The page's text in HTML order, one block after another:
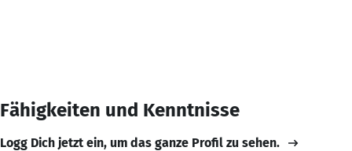
Fähigkeiten und Kenntnisse
Logg Dich jetzt ein, um das ganze Profil zu sehen.